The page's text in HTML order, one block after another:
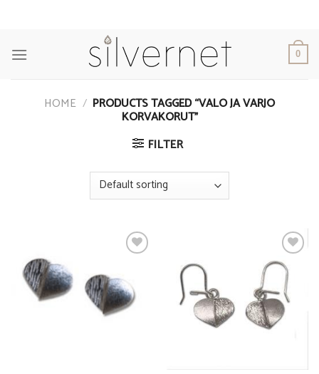
0
HOME / PRODUCTS TAGGED “VALO JA VARJO
KORVAKORUT”
FILTER
Add to
Wishlist
Add to
Wishlist